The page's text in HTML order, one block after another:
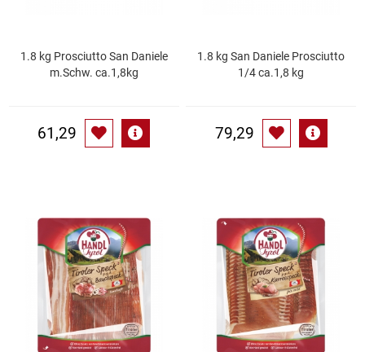
Waffeln / Kekse
Zucker / Süßstoffe
1.8 kg Prosciutto San Daniele
m.Schw. ca.1,8kg
61,29
1.8 kg San Daniele Prosciutto
1/4 ca.1,8 kg
79,29